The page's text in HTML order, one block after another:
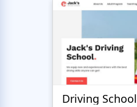
Driving School